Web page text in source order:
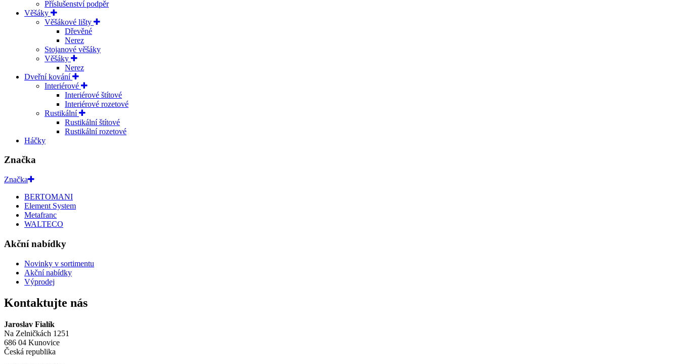
Příslušenství podpěr
Věšáky
Věšákové lišty
Dřevěné
Nerez
Stojanové věšáky
Věšáky
Nerez
Dveřní kování
Interiérové
Interiérové štítové
Interiérové rozetové
Rustikální
Rustikální štítové
Rustikální rozetové
Háčky
Značka
Značka
BERTOMANI
Element System
Metafranc
WALTECO
Akční nabídky
Novinky v sortimentu
Akční nabídky
Výprodej
Kontaktujte nás
Jaroslav Fialík
Na Zelničkách 1251
686 04 Kunovice
Česká republika